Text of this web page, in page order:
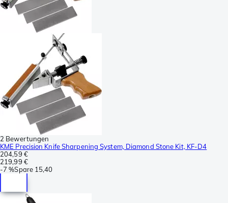
2 Bewertungen
KME Precision Knife Sharpening System, Diamond Stone Kit, KF-D4
204,59 €
219,99 €
-7 %Spare 15,40